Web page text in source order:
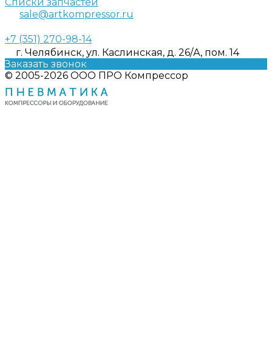
sale@artkompressor.ru
+7 (351) 270-98-14
г. Челябинск, ул. Каслинская, д. 26/А, пом. 14
Заказать звонок
© 2005-2026 ООО ПРО Компрессор